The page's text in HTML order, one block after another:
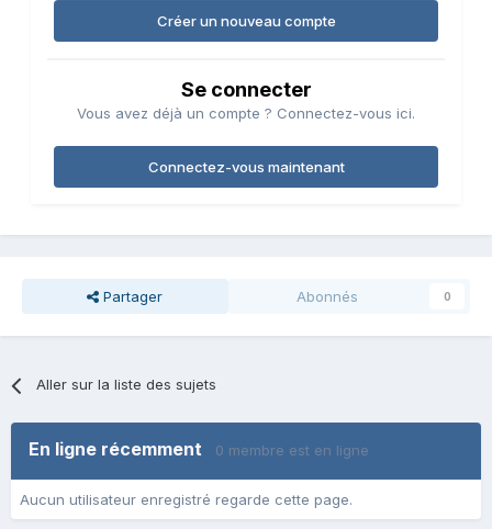
Créer un nouveau compte
Se connecter
Vous avez déjà un compte ? Connectez-vous ici.
Connectez-vous maintenant
Partager Abonnés 0
Aller sur la liste des sujets
En ligne récemment 0 membre est en ligne
Aucun utilisateur enregistré regarde cette page.